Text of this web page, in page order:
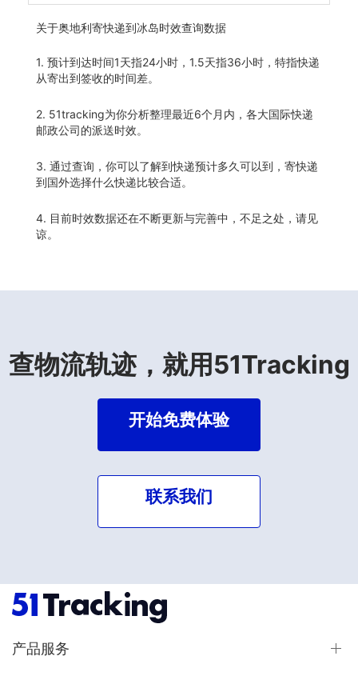
关于奥地利寄快递到冰岛时效查询数据
1. 预计到达时间1天指24小时，1.5天指36小时，特指快递
从寄出到签收的时间差。
2. 51tracking为你分析整理最近6个月内，各大国际快递
邮政公司的派送时效。
3. 通过查询，你可以了解到快递预计多久可以到，寄快递
到国外选择什么快递比较合适。
4. 目前时效数据还在不断更新与完善中，不足之处，请见
谅。
查物流轨迹，就用51Tracking
开始免费体验
联系我们
产品服务